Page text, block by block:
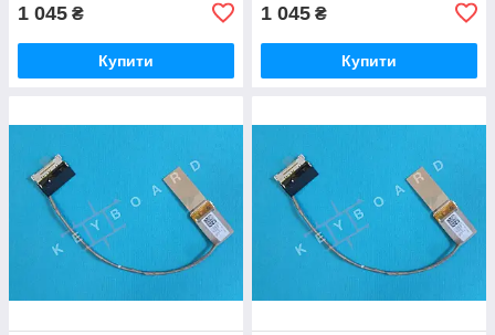
1 045 ₴
Купити
1 045 ₴
Купити